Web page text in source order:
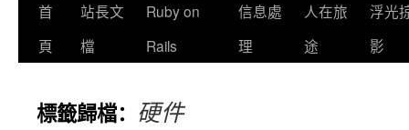
首
頁
站長文
檔
Ruby on
Rails
信息處
理
人在旅
途
浮光
影
標籤歸檔： 硬件